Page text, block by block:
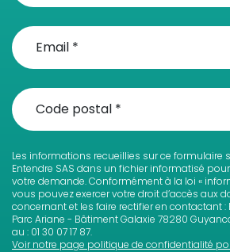
Les informations recueillies sur ce formulaire
Entendre SAS dans un fichier informatisé
votre demande. Conformément à la loi «
vous pouvez exercer votre droit d’accès aux
concernant et les faire rectifier en contactant :
Parc Ariane - Bâtiment Galaxie 78280
au : 01 30 07 17 87.
Voir notre page politique de confidentialité